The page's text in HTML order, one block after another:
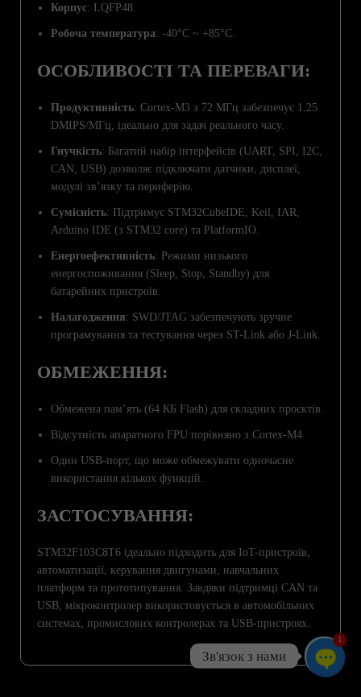
Корпус: LQFP48.
Робоча температура: -40°C ~ +85°C.
ОСОБЛИВОСТІ ТА ПЕРЕВАГИ:
Продуктивність: Cortex-M3 з 72 МГц забезпечує 1.25
DMIPS/МГц, ідеально для задач реального часу.
Гнучкість: Багатий набір інтерфейсів (UART, SPI, I2C,
CAN, USB) дозволяє підключати датчики, дисплеї,
модулі зв’язку та периферію.
Сумісність: Підтримує STM32CubeIDE, Keil, IAR,
Arduino IDE (з STM32 core) та PlatformIO.
Енергоефективність: Режими низького
енергоспоживання (Sleep, Stop, Standby) для
батарейних пристроїв.
Налагодження: SWD/JTAG забезпечують зручне
програмування та тестування через ST-Link або J-Link.
ОБМЕЖЕННЯ:
Обмежена пам’ять (64 КБ Flash) для складних проєктів.
Відсутність апаратного FPU порівняно з Cortex-M4.
Один USB-порт, що може обмежувати одночасне
використання кількох функцій.
ЗАСТОСУВАННЯ:
STM32F103C8T6 ідеально підходить для IoT-пристроїв,
автоматизації, керування двигунами, навчальних
платформ та прототипування. Завдяки підтримці CAN та
USB, мікроконтролер використовується в автомобільних
системах, промислових контролерах та USB-пристроях.
Зв'язок з нами
1